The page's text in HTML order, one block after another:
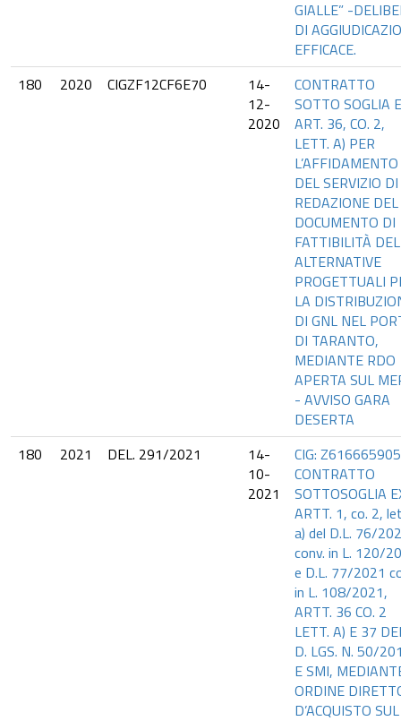
GIALLE” -
DI
EFFICACE.
180
2020 CIGZF12CF6E70
14-
12-
2020
CONTRATTO
SOTTO SOGLIA
ART. 36, CO. 2,
LETT. A) PER
L’AFFIDAMENTO
DEL SERVIZIO DI
REDAZIONE DEL
DOCUMENTO DI
FATTIBILITÀ
ALTERNATIVE
PROGETTUALI
LA
DI GNL NEL
DI TARANTO,
MEDIANTE RDO
APERTA SUL
- AVVISO GARA
DESERTA
180
2021 DEL. 291/2021
14-
10-
2021
CIG:
CONTRATTO
SOTTOSOGLIA
ARTT. 1, co. 2,
a) del D.L. 76/
conv. in L. 120/
e D.L. 77/2021
in L. 108/2021,
ARTT. 36 CO. 2
LETT. A) E 37
D. LGS. N. 50/
E SMI,
ORDINE
D’ACQUISTO SUL